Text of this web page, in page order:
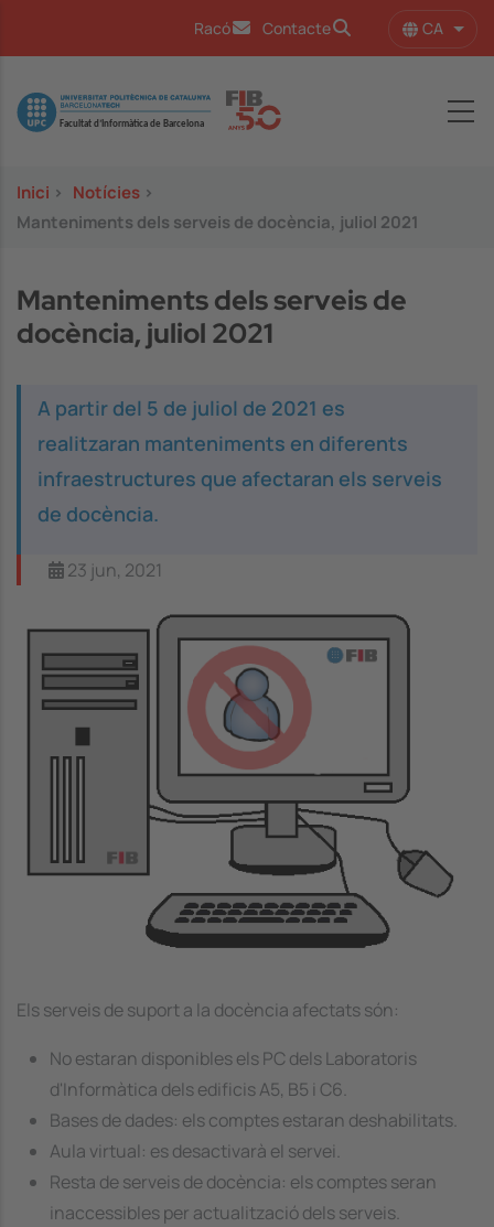
Racó Contacte CA
Image
Inici > Notícies >
Manteniments dels serveis de docència, juliol 2021
Manteniments dels serveis de
docència, juliol 2021
A partir del 5 de juliol de 2021 es
realitzaran manteniments en diferents
infraestructures que afectaran els serveis
de docència.
23 jun, 2021
Els serveis de suport a la docència afectats són:
No estaran disponibles els PC dels Laboratoris
d'Informàtica dels edificis A5, B5 i C6.
Bases de dades: els comptes estaran deshabilitats.
Aula virtual: es desactivarà el servei.
Resta de serveis de docència: els comptes seran
inaccessibles per actualització dels serveis.